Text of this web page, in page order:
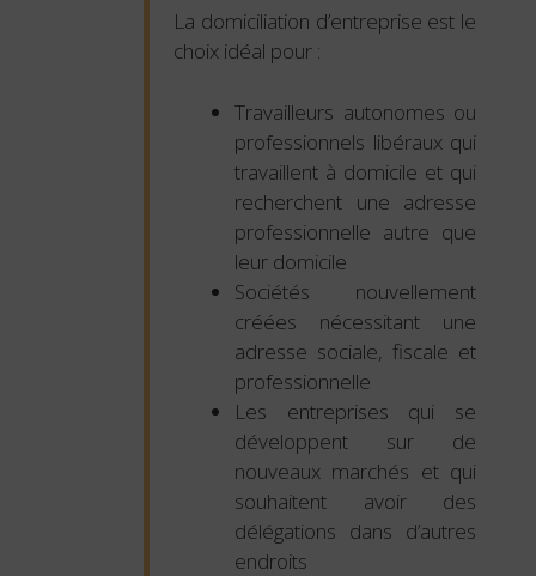
La domiciliation d’entreprise est le
choix idéal pour :
Travailleurs autonomes ou
professionnels libéraux qui
travaillent à domicile et qui
recherchent une adresse
professionnelle autre que
leur domicile
Sociétés nouvellement
créées nécessitant une
adresse sociale, fiscale et
professionnelle
Les entreprises qui se
développent sur de
nouveaux marchés et qui
souhaitent avoir des
délégations dans d’autres
endroits